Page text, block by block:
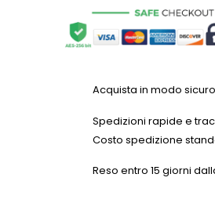
Acquista in modo
Spedizioni rapide e
Costo spedizione
Reso entro 15 giorni